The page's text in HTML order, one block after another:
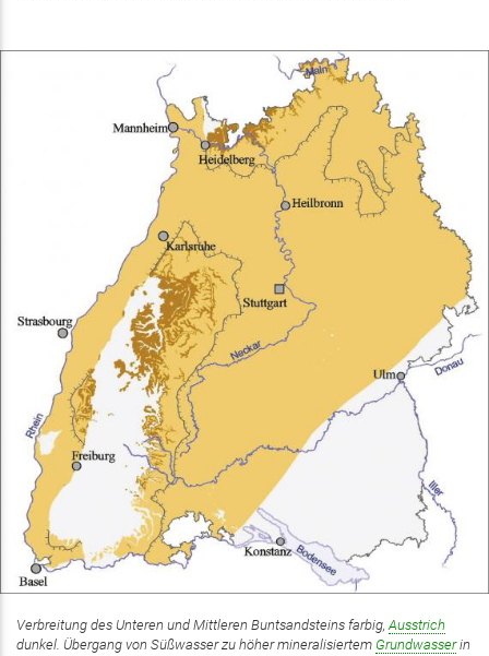
Verbreitung des Unteren und Mittleren Buntsandsteins farbig, Ausstrich
dunkel. Übergang von Süßwasser zu höher mineralisiertem Grundwasserin